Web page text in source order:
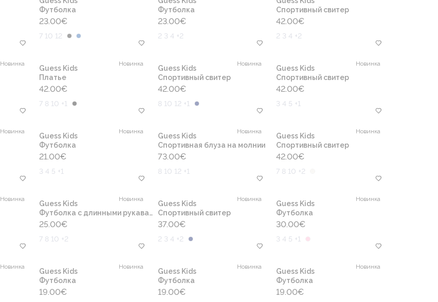
Футболка
23.00€
7 10 12
Футболка
23.00€
2 3 4 +2
Cпортивный свитер
42.00€
2 3 4 +2
Новинка Новинка
Guess Kids
Платье
42.00€
7 8 10 +1
Новинка
Guess Kids
Cпортивный свитер
42.00€
8 10 12 +1
Новинка
Guess Kids
Cпортивный свитер
42.00€
3 4 5 +1
Новинка Новинка
Guess Kids
Футболка
21.00€
3 4 5 +1
Новинка
Guess Kids
Спортивная блуза на молнии
73.00€
8 10 12 +1
Новинка
Guess Kids
Cпортивный свитер
42.00€
7 8 10 +2
Новинка Новинка
Guess Kids
Футболка с длинными рукавами
25.00€
7 8 10 +2
Новинка
Guess Kids
Cпортивный свитер
37.00€
2 3 4 +2
Новинка
Guess Kids
Футболка
30.00€
3 4 5 +1
Новинка Новинка
Guess Kids
Футболка
19.00€
Новинка
Guess Kids
Футболка
19.00€
Новинка
Guess Kids
Футболка
19.00€